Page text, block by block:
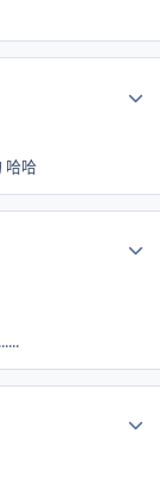
哈哈